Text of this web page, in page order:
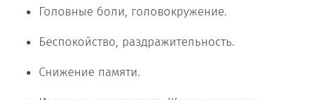
Головные боли, головокружение.
Беспокойство, раздражительность.
Снижение памяти.